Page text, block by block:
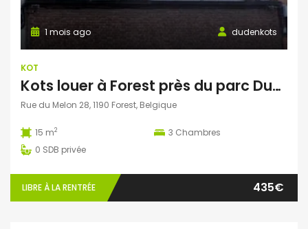
dudenkots
1 mois ago
KOT
Kots louer à Forest près du parc Duden
Rue du Melon 28, 1190 Forest, Belgique
15 m2 3 Chambres
0 SDB privée
LIBRE À LA RENTRÉE 435€